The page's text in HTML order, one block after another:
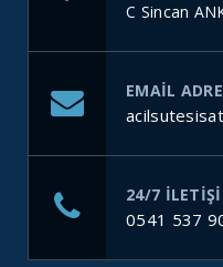
C Sincan
EMAIL
24/7
0541 537